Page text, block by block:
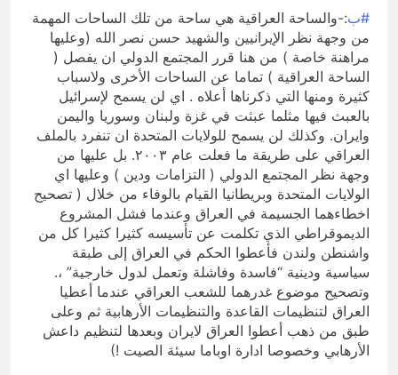
#ب:-والساحة العراقية هي ساحة من تلك الساحات المهمة
من وجهة نظر الإيرانيين والشهيد حسن نصر الله (وعليها
مراهنة خاصة ) من هنا قرر المجتمع الدولي ان يفصل (
الساحة العراقية ) تماما عن الساحات الأخرى ولاسباب
كثيرة ومنها التي ذكرناها أعلاه . اي لن يسمح لإسرائيل
بالعبث فيها مثلما عبثت في غزة ولبنان وسوريا واليمن
وايران. وكذلك لن يسمح للولايات المتحدة ان تنفرد بالملف
العراقي على طريقة ما فعلت عام ٢٠٠٣. بل عليها من
وجهة نظر المجتمع الدولي ( التزامات ودين ) وعليها اي
الولايات المتحدة وبريطانيا القيام بالوفاء من خلال ( تصحيح
اخطاءهما الجسيمة في العراق وعندما فشل المشروع
الديموقراطي الذي تكلمت عن تأسيسه كثيرا كثيرا كل من
واشنطن ولندن فأعطوا الحكم في العراق إلى طبقة
سياسية ودينية “فاسدة وفاشلة وتعمل لدول خارجية” ،.
وتصحيح موضوع غدرهما للشعب العراقي عندما أعطيا
العراق لتنظيمات القاعدة والتنظيمات الأرهابية ثم وعلى
طبق من ذهب أعطوا العراق لايران وبعدها لتنظيم داعش
الأرهابي وخصوصا ادارة اوباما سيئة الصيت !)